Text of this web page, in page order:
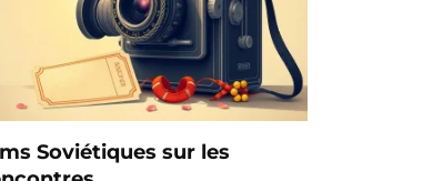
Soviétiques sur les